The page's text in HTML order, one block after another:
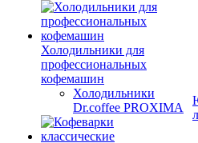
Холодильники для
профессиональных
кофемашин
Холодильники
Dr.coffee PROXIMA